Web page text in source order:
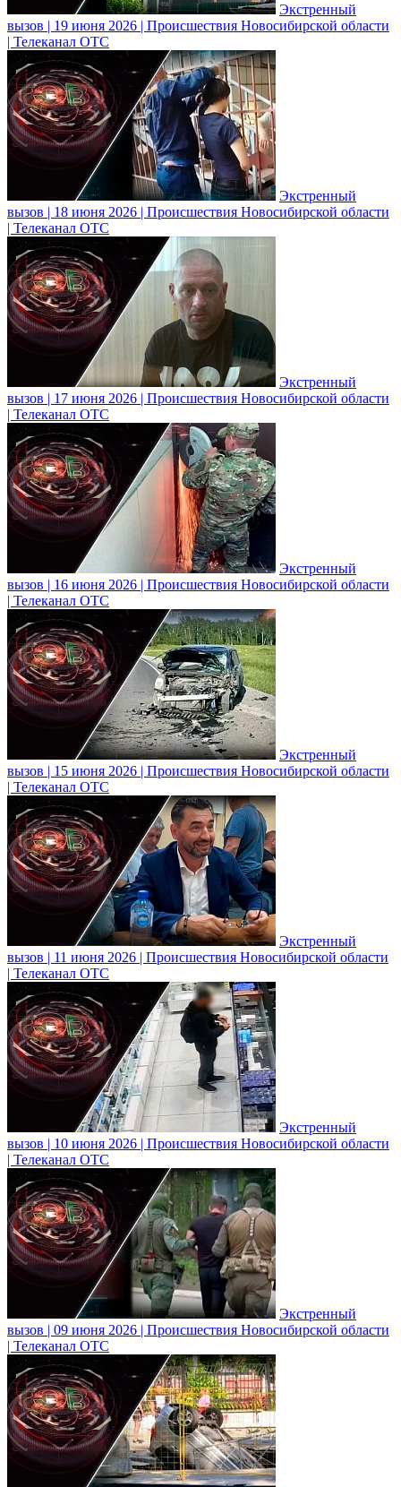
Экстренный
вызов | 19 июня 2026 | Происшествия Новосибирской области
| Телеканал ОТС
Экстренный
вызов | 18 июня 2026 | Происшествия Новосибирской области
| Телеканал ОТС
Экстренный
вызов | 17 июня 2026 | Происшествия Новосибирской области
| Телеканал ОТС
Экстренный
вызов | 16 июня 2026 | Происшествия Новосибирской области
| Телеканал ОТС
Экстренный
вызов | 15 июня 2026 | Происшествия Новосибирской области
| Телеканал ОТС
Экстренный
вызов | 11 июня 2026 | Происшествия Новосибирской области
| Телеканал ОТС
Экстренный
вызов | 10 июня 2026 | Происшествия Новосибирской области
| Телеканал ОТС
Экстренный
вызов | 09 июня 2026 | Происшествия Новосибирской области
| Телеканал ОТС